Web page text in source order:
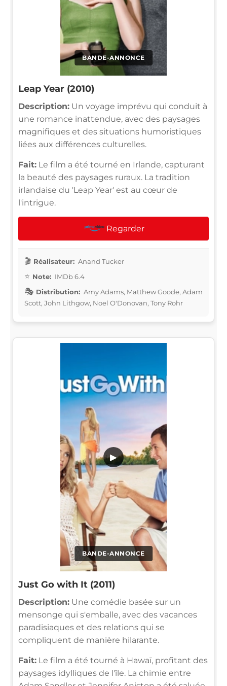
BANDE-ANNONCE
Leap Year (2010)
Description: Un voyage imprévu qui conduit à
une romance inattendue, avec des paysages
magnifiques et des situations humoristiques
liées aux différences culturelles.
Fait: Le film a été tourné en Irlande, capturant
la beauté des paysages ruraux. La tradition
irlandaise du 'Leap Year' est au cœur de
l'intrigue.
Regarder
Réalisateur: Anand Tucker
Note: IMDb 6.4
Distribution: Amy Adams, Matthew Goode, Adam
Scott, John Lithgow, Noel O'Donovan, Tony Rohr
BANDE-ANNONCE
▶
Just Go with It (2011)
Description: Une comédie basée sur un
mensonge qui s'emballe, avec des vacances
paradisiaques et des relations qui se
compliquent de manière hilarante.
Fait: Le film a été tourné à Hawaï, profitant des
paysages idylliques de l'île. La chimie entre